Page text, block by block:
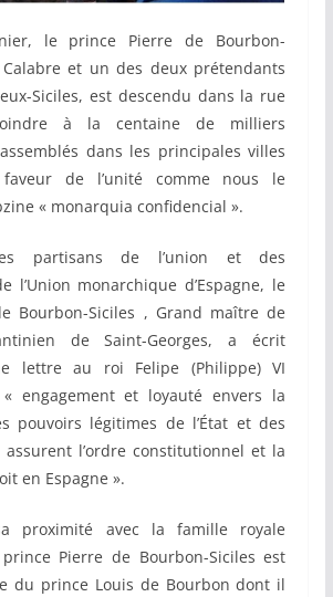
le prince Pierre de Bourbon-
et un des deux prétendants
Siciles, est descendu dans la rue
à la centaine de milliers
dans les principales villes
faveur de l’unité comme nous le
« monarquia confidencial ».
partisans de l’union et des
l’Union monarchique d’Espagne, le
Bourbon-Siciles , Grand maître de
de Saint-Georges, a écrit
lettre au roi Felipe (Philippe) VI
engagement et loyauté envers la
pouvoirs légitimes de l’État et des
l’ordre constitutionnel et la
en Espagne ».
proximité avec la famille royale
prince Pierre de Bourbon-Siciles est
du prince Louis de Bourbon dont il